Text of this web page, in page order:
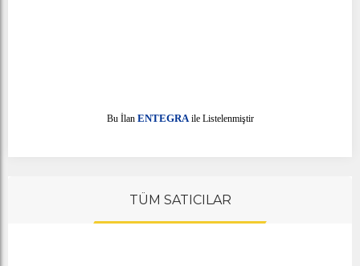
Bu İlan ENTEGRAile Listelenmiştir
TÜM SATICILAR